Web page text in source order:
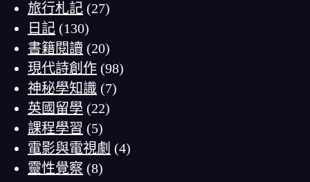
旅行札記 (27)
日記 (130)
書籍閱讀 (20)
現代詩創作 (98)
神秘學知識 (7)
英國留學 (22)
課程學習 (5)
電影與電視劇 (4)
靈性覺察 (8)